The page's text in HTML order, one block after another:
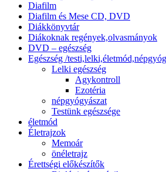
Diafilm
Diafilm és Mese CD, DVD
Diákkönyvtár
Diákoknak regények,olvasmányok
DVD – egészség
Egészség /
Lelki egészség
Agykontroll
Ezotéria
népgyógyászat
Testünk egészsége
életmód
Életrajzok
Memoár
önéletrajz
Érettségi előkészítők